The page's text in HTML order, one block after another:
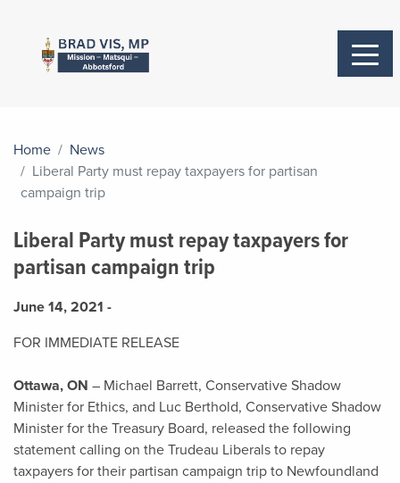
Home
News
Liberal Party must repay taxpayers for partisan
campaign trip
Liberal Party must repay taxpayers for
partisan campaign trip
June 14, 2021 -
FOR IMMEDIATE RELEASE
Ottawa, ON – Michael Barrett, Conservative Shadow
Minister for Ethics, and Luc Berthold, Conservative Shadow
Minister for the Treasury Board, released the following
statement calling on the Trudeau Liberals to repay
taxpayers for their partisan campaign trip to Newfoundland